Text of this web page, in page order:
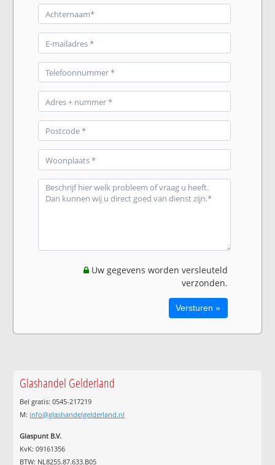
Uw gegevens worden versleuteld
verzonden.
Glashandel Gelderland
Bel gratis: 0545-217219
M: info@glashandelgelderland.nl
Glaspunt B.V.
KvK: 09161356
BTW: NL8255.87.633.B05